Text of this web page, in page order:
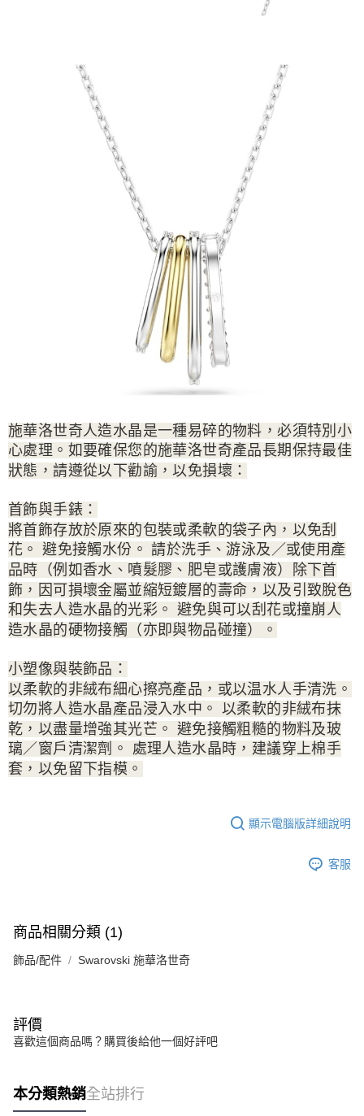
施華洛世奇人造水晶是一種易碎的物料，必須特別小
心處理。如要確保您的施華洛世奇產品長期保持最佳
狀態，請遵從以下勸諭，以免損壞：
首飾與手錶：
將首飾存放於原來的包裝或柔軟的袋子內，以免刮
花。 避免接觸水份。 請於洗手、游泳及／或使用產
品時（例如香水、噴髮膠、肥皂或護膚液）除下首
飾，因可損壞金屬並縮短鍍層的壽命，以及引致脫色
和失去人造水晶的光彩。 避免與可以刮花或撞崩人
造水晶的硬物接觸（亦即與物品碰撞）。
小塑像與裝飾品：
以柔軟的非絨布細心擦亮產品，或以温水人手清洗。
切勿將人造水晶產品浸入水中。 以柔軟的非絨布抹
乾，以盡量增強其光芒。 避免接觸粗糙的物料及玻
璃／窗戶清潔劑。 處理人造水晶時，建議穿上棉手
套，以免留下指模。
顯示電腦版詳細說明
客服
商品相關分類 (1)
飾品/配件 Swarovski 施華洛世奇
評價
喜歡這個商品嗎？購買後給他一個好評吧
本分類熱銷全站排行